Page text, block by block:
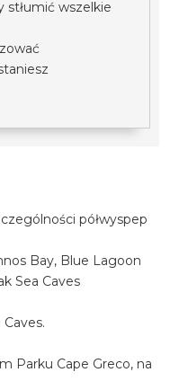
stłumić wszelkie
półwyspep
Bay, Blue Lagoon
Sea Caves
Parku Cape Greco, na